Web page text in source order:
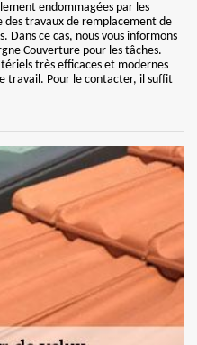
endommagées par les
travaux de remplacement de
Dans ce cas, nous vous informons
Couverture pour les tâches.
très efficaces et modernes
travail. Pour le contacter, il suffit